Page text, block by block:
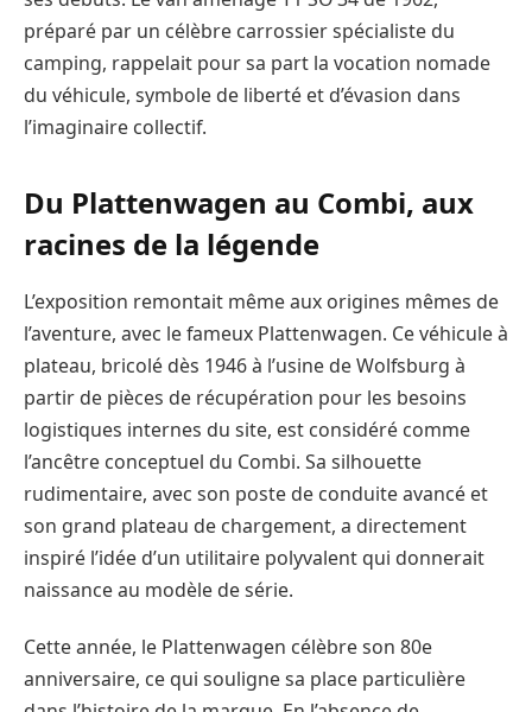
préparé par un célèbre carrossier spécialiste du
camping, rappelait pour sa part la vocation nomade
du véhicule, symbole de liberté et d’évasion dans
l’imaginaire collectif.
Du Plattenwagen au Combi, aux
racines de la légende
L’exposition remontait même aux origines mêmes de
l’aventure, avec le fameux Plattenwagen. Ce véhicule à
plateau, bricolé dès 1946 à l’usine de Wolfsburg à
partir de pièces de récupération pour les besoins
logistiques internes du site, est considéré comme
l’ancêtre conceptuel du Combi. Sa silhouette
rudimentaire, avec son poste de conduite avancé et
son grand plateau de chargement, a directement
inspiré l’idée d’un utilitaire polyvalent qui donnerait
naissance au modèle de série.
Cette année, le Plattenwagen célèbre son 80e
anniversaire, ce qui souligne sa place particulière